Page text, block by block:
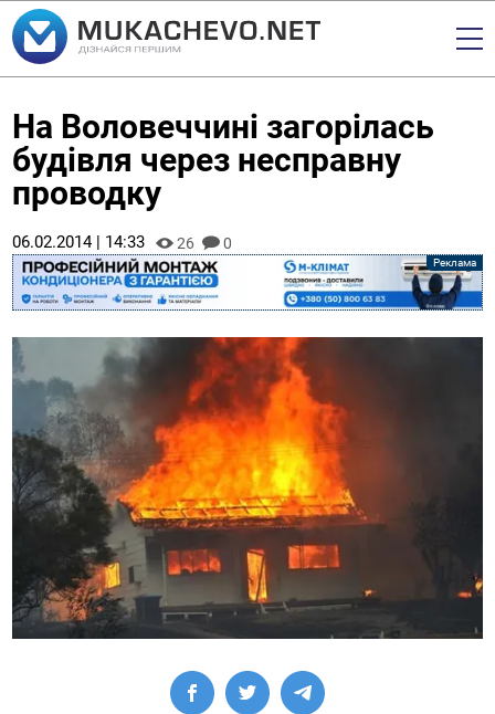
На Воловеччині загорілась
будівля через несправну
проводку
06.02.2014 | 14:33 26 0